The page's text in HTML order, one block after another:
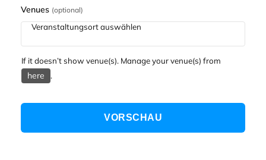
Venues (optional)
If it doesn’t show venue(s). Manage your venue(s) from
here .